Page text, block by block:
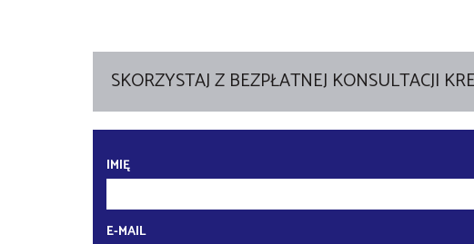
SKORZYSTAJ Z BEZPŁATNEJ KONSULTACJI
IMIĘ
E-MAIL